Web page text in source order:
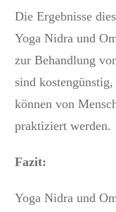
Die Ergebnisse
Yoga Nidra und
zur Behandlung
sind
können von
praktiziert werden.
Fazit:
Yoga Nidra und